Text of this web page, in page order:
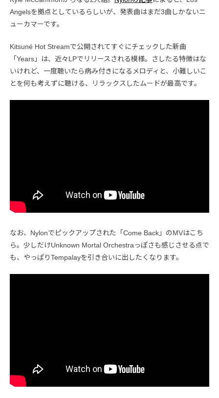
Angelsを拠点としているらしいが、発表曲はまだ3曲しかないニ
ューカマーです。
Kitsuné Hot Streamで公開されてすぐにチェックした新曲
「Years」は、近々LPでリリースされる模様。さしたる特徴はな
いけれど、一度聴いたら病み付きになるメロディと、小難しいこ
とを何も考えずに聴ける、リラックスしたムードが最高です。
なお、Nylonでピックアップされた「Come Back」のMVはこち
ら。少しだけUnknown Mortal Orchestraっぽさも感じさせる点で
も、やっぱりTempalayを引き合いに出したくなります。